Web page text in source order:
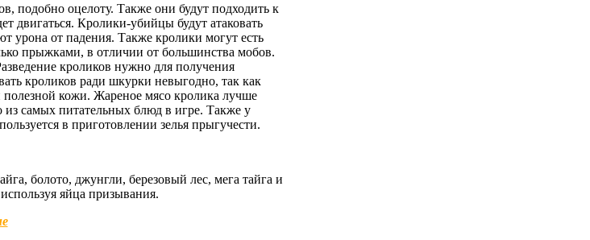
подобно оцелоту. Также они будут подходить к
двигаться. Кролики-убийцы будут атаковать
урона от падения. Также кролики могут есть
прыжками, в отличии от большинства мобов.
кроликов нужно для получения
кроликов ради шкурки невыгодно, так как
кожи. Жареное мясо кролика лучше
из самых питательных блюд в игре. Также у
в приготовлении зелья прыгучести.
болото, джунгли, березовый лес, мега тайга и
яйца призывания.